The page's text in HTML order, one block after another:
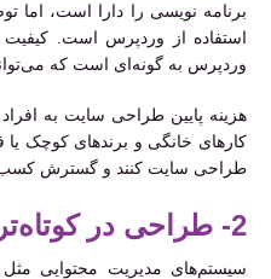
برنامه نویسی را دارا است، اما
استفاده از وردپرس است.
وردپرس به گونه‌ای است که
هزینه پایین طراحی سایت به
کارهای خانگی و برندهای کوچک یا
طراحی سایت کنند و گسترش کسب و
2- طراحی در کوتاه‌ترین زمان ممکن